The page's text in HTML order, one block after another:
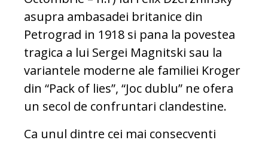
asupra ambasadei britanice din
Petrograd in 1918 si pana la povestea
tragica a lui Sergei Magnitski sau la
variantele moderne ale familiei Kroger
din “Pack of lies”, “Joc dublu” ne ofera
un secol de confruntari clandestine.
Ca unul dintre cei mai consecventi